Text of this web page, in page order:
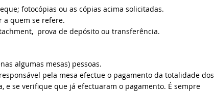
fotocópias ou as cópias acima solicitadas.
a quem se refere.
prova de depósito ou transferência.
algumas mesas) pessoas.
pela mesa efectue o pagamento da totalidade dos
e se verifique que já efectuaram o pagamento. É sempre